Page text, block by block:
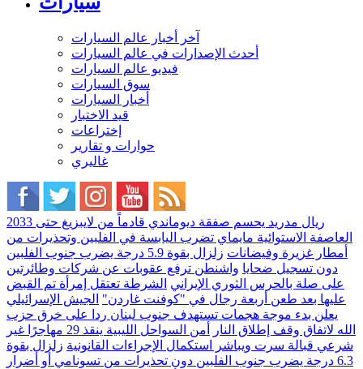
آخر أخبار عالم السيارات
أحدث الإصدارات في عالم السيارات
فيديو عالم السيارات
سوق السيارات
أخبار السيارات
قيد الاختبار
إختراعات
حوارات و تقارير
غاليري
ريال مدريد يحسم صفقة ديوماندي قادماً من لايبزيغ حتى 2033
العاصفة الاستوائية مايماي تضرب اليابسة في الفلبين وتحذيرات من
أمطار غزيرة وفيضانات
زلزال بقوة 5.9 درجة يضرب جنوب الفلبين
دون تسجيل ضحايا واشنطن ترفع عقوبات عن شركات وطائرتين
على صلة بالحرس الثوري الإيراني الشرطة تعتقل إمرأة تم القبض
عليها بعد طعن أربعة رجال في "كوفنت غاردن" الجيش الإسرائيلي
يعلن بدء موجة هجمات تستهدف جنوب لبنان ردا على خرق حزب
الله لاتفاق وقف إطلاق النار
أمن السواحل الليبية ينقذ 29 مهاجرًا غير
شرعي قبالة سرت ويباشر استكمال الإجراءات القانونية زلزال بقوة
6.3 درجة يضرب جنوب الفلبين دون تحذيرات من تسونامي أو أضرار